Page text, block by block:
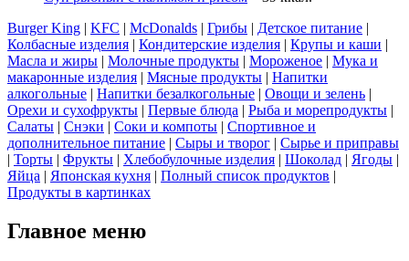
Burger King KFC McDonalds Грибы Детское питание
Колбасные изделия
Кондитерские изделия Крупы и каши
Масла и жиры
Молочные продукты Мороженое
Мука и
макаронные изделия
Мясные продукты
Напитки
алкогольные
Напитки безалкогольные Овощи и зелень
Орехи и сухофрукты
Первые блюда Рыба и морепродукты
Салаты
Снэки Соки и компоты
Спортивное и
дополнительное питание
Сыры и творог
Сырье и приправы
Торты Фрукты Хлебобулочные изделия Шоколад Ягоды
Яйца
Японская кухня Полный список продуктов
Продукты в картинках
Главное меню